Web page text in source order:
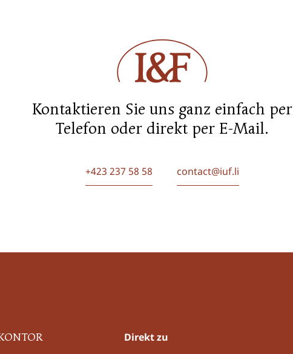
Kontaktieren Sie uns ganz einfach per
Telefon oder direkt per E-Mail.
+423 237 58 58 contact@iuf.li
Direkt zu